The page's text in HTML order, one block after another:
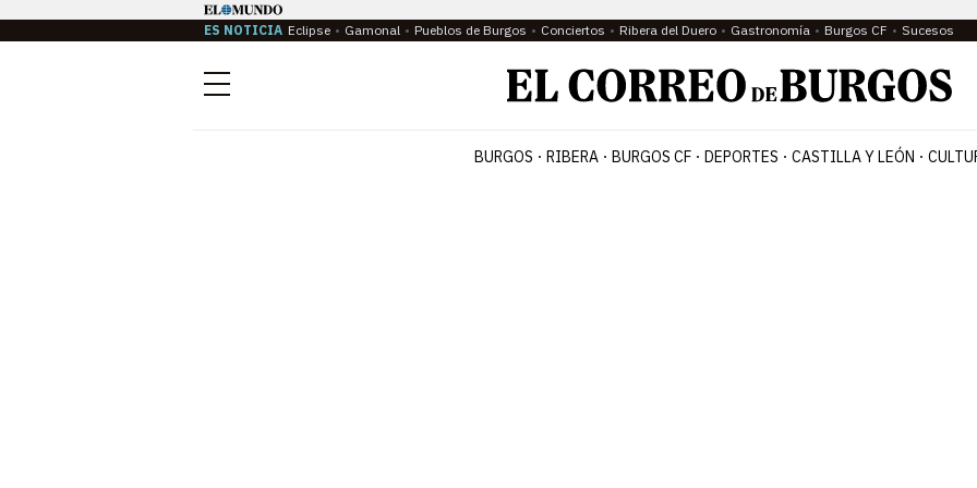
ES NOTICIA Eclipse Gamonal Pueblos de Burgos Conciertos Ribera del Duero Gastronomía Burgos CF Sucesos
Menú
BURGOS RIBERA BURGOS CF DEPORTES CASTILLA Y LEÓN